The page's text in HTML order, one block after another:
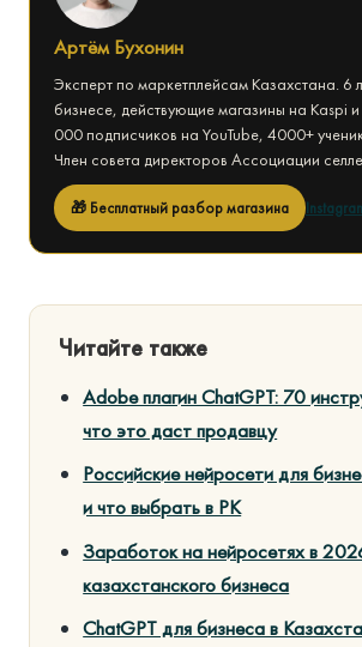
Артём Бухонин
Эксперт по маркетплейсам Казахстана. 6
бизнесе, действующие магазины на Kaspi
000 подписчиков на YouTube, 4000+
Член совета директоров Ассоциации
🎁 Бесплатный разбор магазина
Читайте также
Adobe плагин ChatGPT: 70
что это даст продавцу
Российские нейросети для
и что выбрать в РК
Заработок на нейросетях в
казахстанского бизнеса
ChatGPT для бизнеса в